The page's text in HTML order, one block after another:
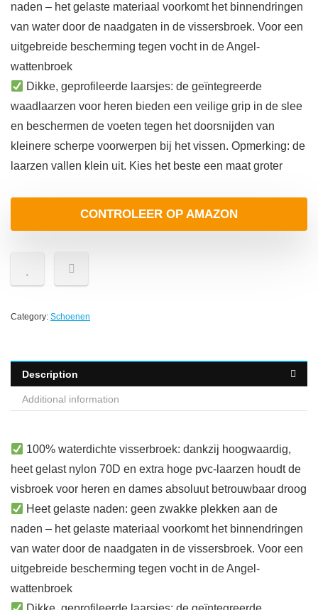
naden – het gelaste materiaal voorkomt het binnendringen
van water door de naadgaten in de vissersbroek. Voor een
uitgebreide bescherming tegen vocht in de Angel-
wattenbroek
Dikke, geprofileerde laarsjes: de geïntegreerde
waadlaarzen voor heren bieden een veilige grip in de slee
en beschermen de voeten tegen het doorsnijden van
kleinere scherpe voorwerpen bij het vissen. Opmerking: de
laarzen vallen klein uit. Kies het beste een maat groter
CONTROLEER OP AMAZON
Category: Schoenen
Description
Additional information
100% waterdichte visserbroek: dankzij hoogwaardig,
heet gelast nylon 70D en extra hoge pvc-laarzen houdt de
visbroek voor heren en dames absoluut betrouwbaar droog
Heet gelaste naden: geen zwakke plekken aan de
naden – het gelaste materiaal voorkomt het binnendringen
van water door de naadgaten in de vissersbroek. Voor een
uitgebreide bescherming tegen vocht in de Angel-
wattenbroek